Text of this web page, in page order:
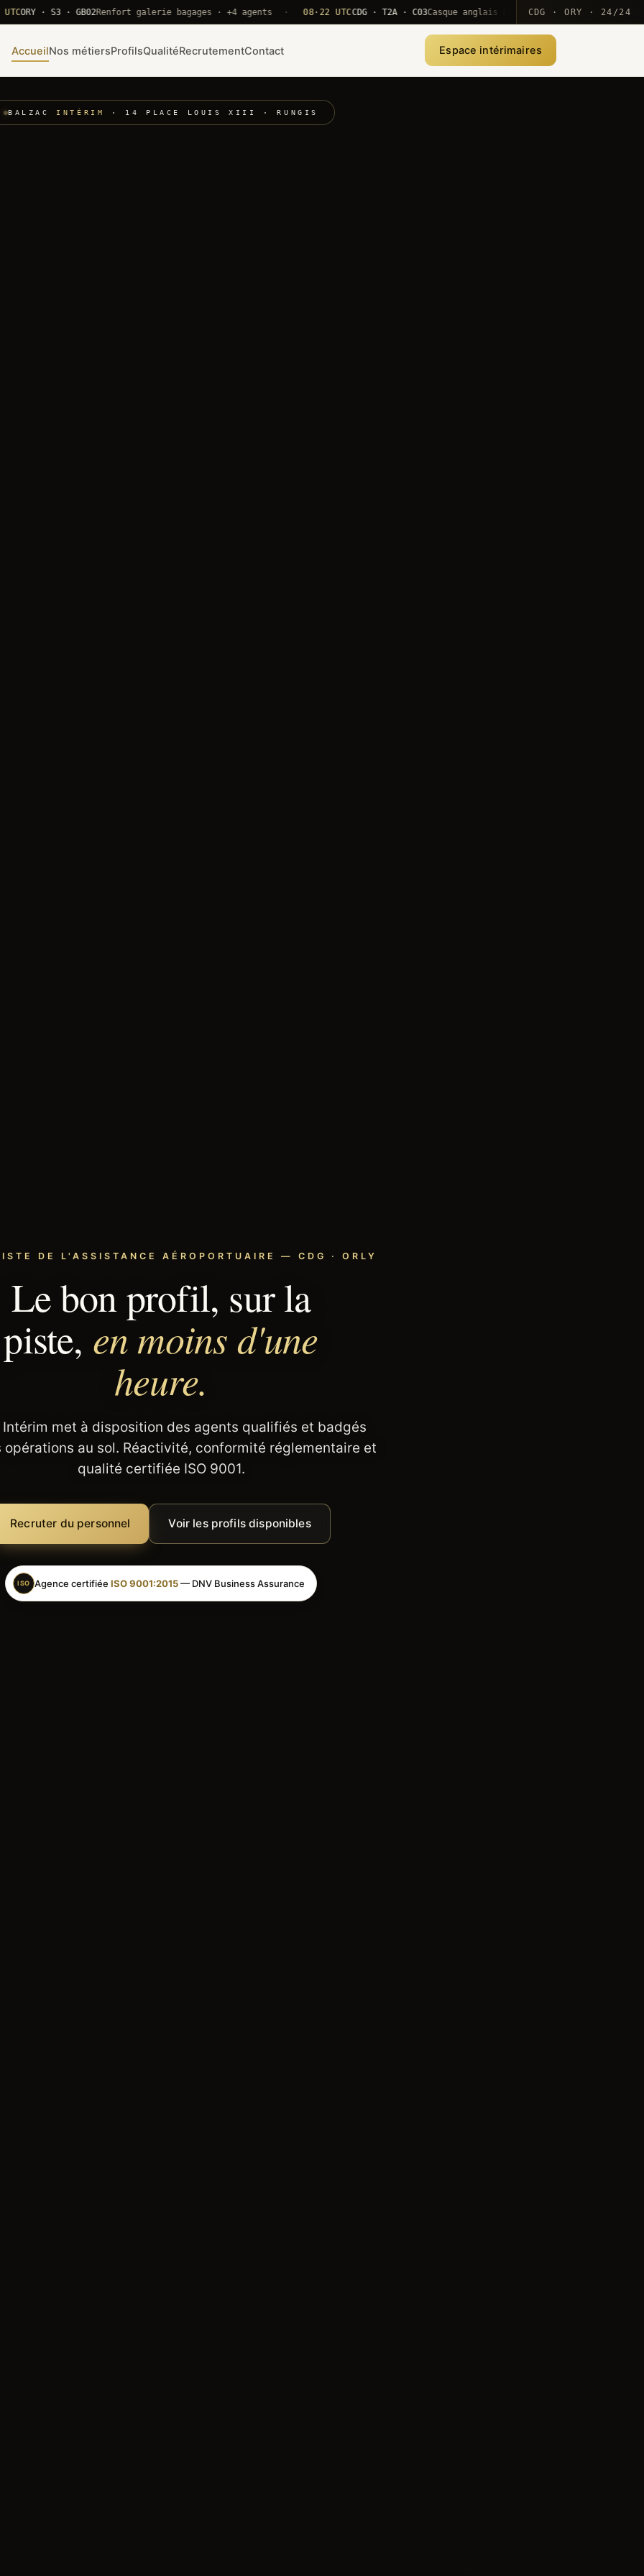
· S3 · GB02Renfort galerie bagages · +4 agents · 08·22 UTCCDG · T2A · C03 Casque anglais positionné · rotation MEA ·
CDG · ORY · 24/24
AccueilNos métiersProfilsQualitéRecrutementContact Espace intérimaires
BALZAC INTÉRIM · 14 PLACE LOUIS XIII · RUNGIS
DE L'ASSISTANCE AÉROPORTUAIRE — CDG · ORLY
Le bon profil, sur la
piste, en moins d'une
heure.
Intérim met à disposition des agents qualifiés et badgés
opérations au sol. Réactivité, conformité réglementaire et
qualité certifiée ISO 9001.
Recruter du personnel Voir les profils disponibles
ISO Agence certifiée ISO 9001:2015— DNV Business Assurance